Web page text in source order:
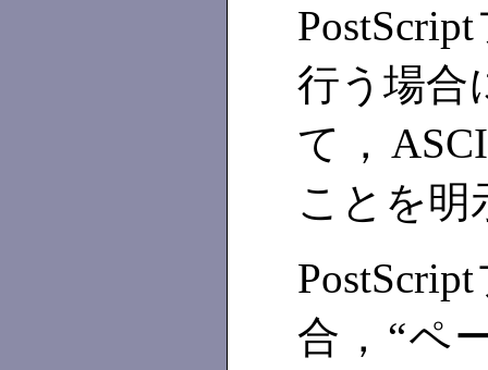
行う場合
て，
ことを明
合，“ペ